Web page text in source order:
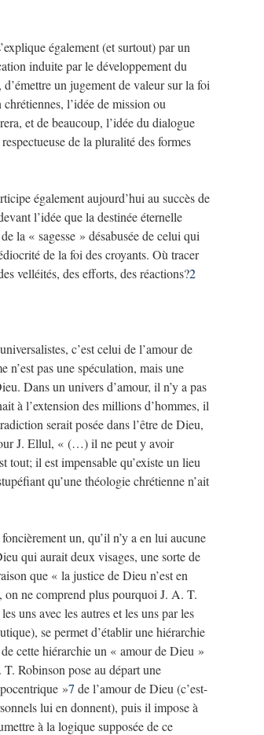
également (et surtout) par un
induite par le développement du
un jugement de valeur sur la foi
l’idée de mission ou
et de beaucoup, l’idée du dialogue
de la pluralité des formes
également aujourd’hui au succès de
l’idée que la destinée éternelle
la « sagesse » désabusée de celui qui
de la foi des croyants. Où tracer
velléités, des efforts, des réactions?2
c’est celui de l’amour de
pas une spéculation, mais une
Dans un univers d’amour, il n’y a pas
à l’extension des millions d’hommes, il
serait posée dans l’être de Dieu,
J. Ellul, « (…) il ne peut y avoir
tout; il est impensable qu’existe un lieu
qu’une théologie chrétienne n’ait
un, qu’il n’y a en lui aucune
qui aurait deux visages, une sorte de
que « la justice de Dieu n’est en
on ne comprend plus pourquoi J. A. T.
uns avec les autres et les uns par les
se permet d’établir une hiérarchie
cette hiérarchie un « amour de Dieu »
Robinson pose au départ une
»7 de l’amour de Dieu (c’est-
lui en donnent), puis il impose à
à la logique supposée de ce